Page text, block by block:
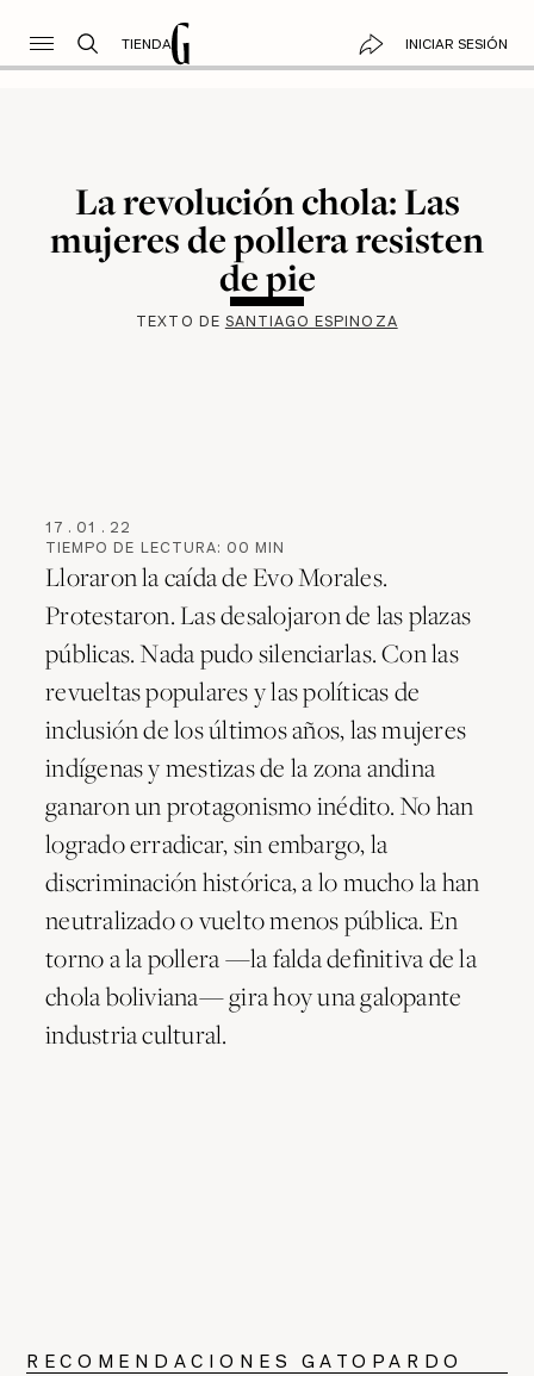
TIENDA INICIAR SESIÓN
La revolución chola: Las
mujeres de pollera resisten
de pie
TEXTO DE SANTIAGO ESPINOZA
17 . 01 . 22
TIEMPO DE LECTURA: 00 MIN
Lloraron la caída de Evo Morales.
Protestaron. Las desalojaron de las plazas
públicas. Nada pudo silenciarlas. Con las
revueltas populares y las políticas de
inclusión de los últimos años, las mujeres
indígenas y mestizas de la zona andina
ganaron un protagonismo inédito. No han
logrado erradicar, sin embargo, la
discriminación histórica, a lo mucho la han
neutralizado o vuelto menos pública. En
torno a la pollera —la falda definitiva de la
chola boliviana— gira hoy una galopante
industria cultural.
RECOMENDACIONES GATOPARDO